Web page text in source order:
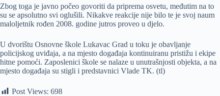
Zbog toga je javno počeo govoriti da priprema osvetu, međutim na to
su se apsolutno svi oglušili. Nikakve reakcije nije bilo te je svoj naum
maloljetnik rođen 2008. godine jutros proveo u djelo.
U dvorištu Osnovne škole Lukavac Grad u toku je obavljanje
policijskog uviđaja, a na mjesto događaja kontinuiranu pristižu i ekipe
hitne pomoći. Zaposlenici škole se nalaze u unutrašnjosti objekta, a na
mjesto događaja su stigli i predstavnici Vlade TK. (tl)
Post Views: 698